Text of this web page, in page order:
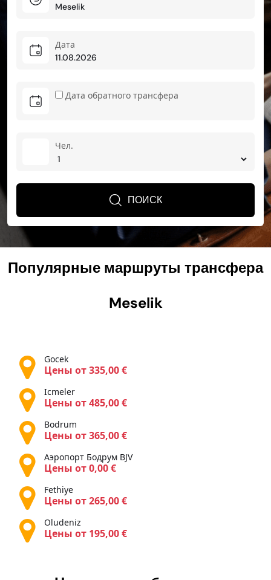
Дата
Дата обратного трансфера
Чел.
ПОИСК
Популярные маршруты трансфера
Meselik
Gocek
Цены от 335,00 €
Icmeler
Цены от 485,00 €
Bodrum
Цены от 365,00 €
Аэропорт Бодрум BJV
Цены от 0,00 €
Fethiye
Цены от 265,00 €
Oludeniz
Цены от 195,00 €